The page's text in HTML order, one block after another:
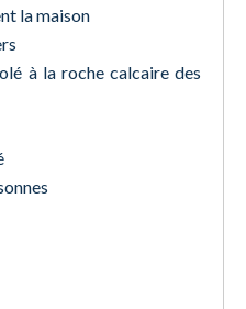
la maison
à la roche calcaire des